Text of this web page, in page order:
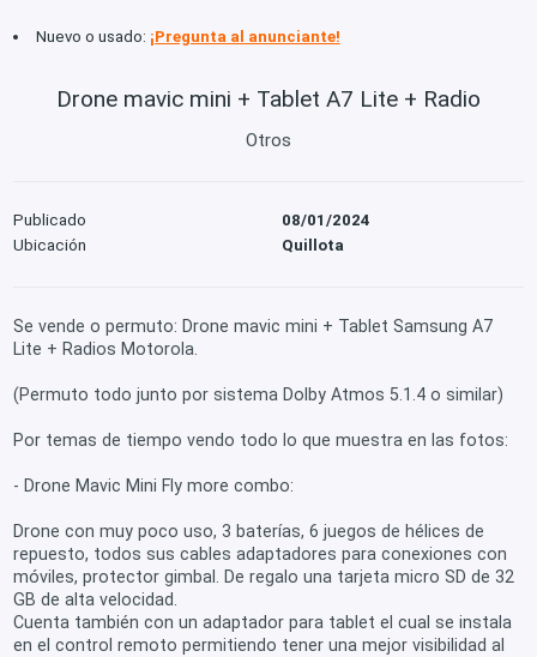
Nuevo o usado: ¡Pregunta al anunciante!
Drone mavic mini + Tablet A7 Lite + Radio
Otros
Publicado
08/01/2024
Ubicación
Quillota
Se vende o permuto: Drone mavic mini + Tablet Samsung A7
Lite + Radios Motorola.
(Permuto todo junto por sistema Dolby Atmos 5.1.4 o similar)
Por temas de tiempo vendo todo lo que muestra en las fotos:
- Drone Mavic Mini Fly more combo:
Drone con muy poco uso, 3 baterías, 6 juegos de hélices de
repuesto, todos sus cables adaptadores para conexiones con
móviles, protector gimbal. De regalo una tarjeta micro SD de 32
GB de alta velocidad.
Cuenta también con un adaptador para tablet el cual se instala
en el control remoto permitiendo tener una mejor visibilidad al